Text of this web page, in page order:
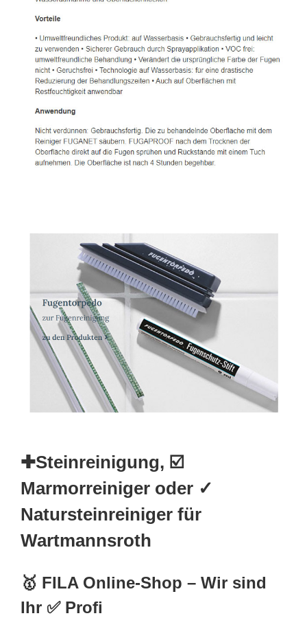
✚Steinreinigung, ☑️
Marmorreiniger oder ✓
Natursteinreiniger für
Wartmannsroth
🥇 FILA Online-Shop – Wir sind
Ihr ✅ Profi